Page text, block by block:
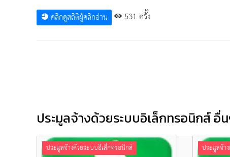
คลิกดูสถิติผู้คลิกอ่าน 531 ครั้ง
ประมูลจ้างด้วยระบบอิเล็กทรอนิกส์ อื่
ประมูลจ้างด้วยระบบอิเล็กทรอนิกส์ ประมูลจ้า